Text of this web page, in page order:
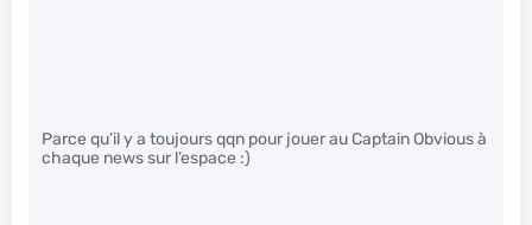
Parce qu’il y a toujours qqn pour jouer au Captain Obvious à
chaque news sur l’espace :)